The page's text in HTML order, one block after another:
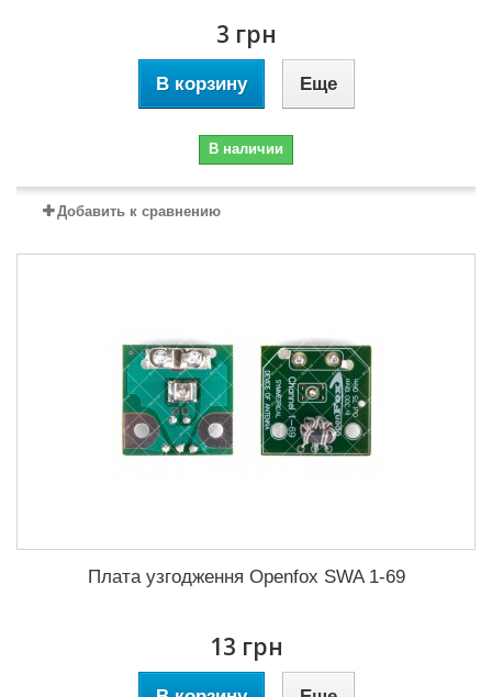
3 грн
В корзину Еще
В наличии
Добавить к сравнению
Плата узгодження Openfox SWA 1-69
13 грн